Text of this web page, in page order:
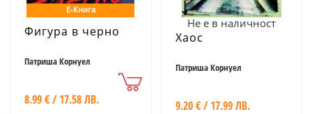
Е-Книга
Фигура в черно
Патриша Корнуел
8.99 € / 17.58 ЛВ.
Не е в наличност
Хаос
Патриша Корнуел
9.20 € / 17.99 ЛВ.